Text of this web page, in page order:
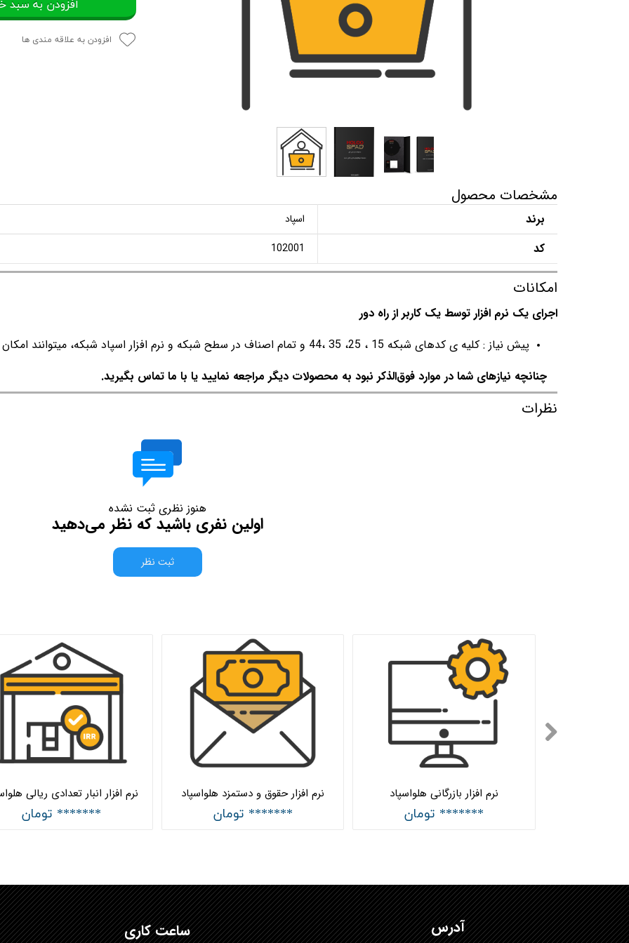
افزودن به سبد
افزودن به علاقه مندی ها
مشخصات محصول
برند اسپاد
کد 102001
امکانات
اجرای یک نرم افزار توسط یک کاربر از راه دور
پیش نیاز : کلیه ی کدهای شبکه 15 ، 25، 35 ،44 و تمام اصناف در سطح شبکه و نرم افزار اسپاد شبکه، میتوانند امکان دورکاری را دریافت نمایند.
چنانچه نیازهای شما در موارد فوق‌الذکر نبود به محصولات دیگر مراجعه نمایید یا با ما تماس بگیرید.
نظرات
هنوز نظری ثبت نشده
اولین نفری باشید که نظر می‌دهید
ثبت نظر
نرم افزار انبار تعدادی ریالی
******* تومان
نرم‌ افزار حقوق و دستمزد هلواسپاد
******* تومان
نرم افزار بازرگانی هلواسپاد
******* تومان
آدرس ساعت کاری